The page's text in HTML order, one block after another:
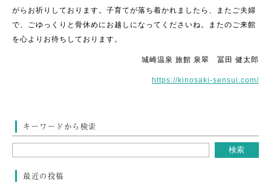
がらお祈りしております。子育てが落ち着かれましたら、またご夫婦
で、ごゆっくりと骨休めにお越しになってくださいね。またのご来館
を心よりお待ちしております。
城崎温泉 旅館 泉翠 冨田 健太郎
https://kinosaki-sensui.com/
キーワードから検索
最近の投稿